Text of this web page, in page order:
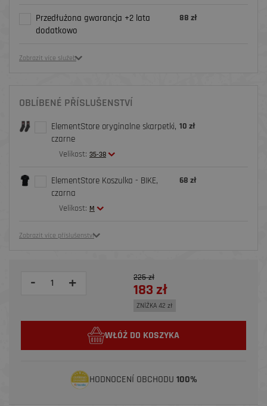
Przedłużona gwarancja +2 lata
dodatkowo
88 zł
Zobrazit více služeb
OBLÍBENÉ PŘÍSLUŠENSTVÍ
ElementStore oryginalne skarpetki,
czarne
Velikost: 35-38
10 zł
ElementStore Koszulka - BIKE,
czarna
Velikost: M
68 zł
Zobrazit více příslušenství
- + 225 zł
183 zł
ZNİŻKA 42 zł
WŁÓŻ DO KOSZYKA
HODNOCENÍ OBCHODU 100%